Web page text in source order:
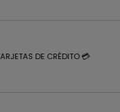
DE CRÉDITO 💳